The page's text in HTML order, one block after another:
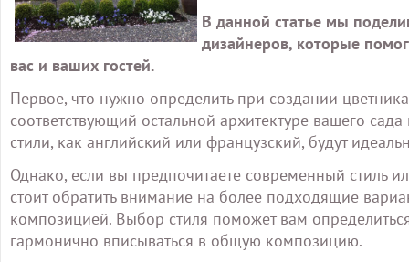
В данной статье мы
дизайнеров, которые
вас и ваших гостей.
Первое, что нужно определить при создании
соответствующий остальной архитектуре вашего
стили, как английский или французский, будут
Однако, если вы предпочитаете современный стиль
стоит обратить внимание на более подходящие
композицией. Выбор стиля поможет вам
гармонично вписываться в общую композицию.